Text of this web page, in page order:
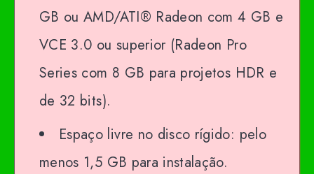
GB ou AMD/ATI® Radeon com 4 GB e
VCE 3.0 ou superior (Radeon Pro
Series com 8 GB para projetos HDR e
de 32 bits).
Espaço livre no disco rígido: pelo
menos 1,5 GB para instalação.